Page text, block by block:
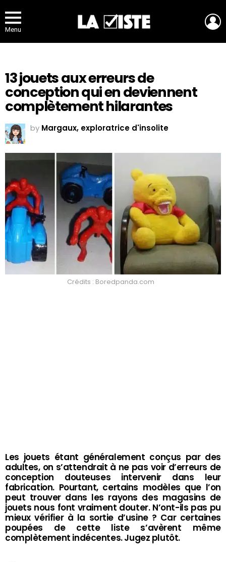
Menu
13 jouets aux erreurs de
conception qui en deviennent
complètement hilarantes
by Margaux, exploratrice d'insolite
Crédits : Boredpanda.com
Les jouets étant généralement conçus par des
adultes, on s’attendrait à ne pas voir d’erreurs de
conception douteuses intervenir dans leur
fabrication. Pourtant, certains modèles que l’on
peut trouver dans les rayons des magasins de
jouets nous font vraiment douter. N’ont-ils pas pu
mieux vérifier à la sortie d’usine ? Car certaines
poupées de cette liste s’avèrent même
complètement indécentes. Jugez plutôt.